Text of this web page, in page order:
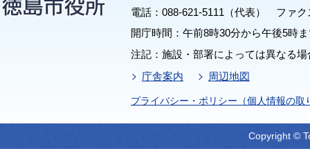
電話：088-621-5111（代表） ファク
開庁時間：午前8時30分から午後5時
注記：施設・部署によっては異なる
庁舎案内
周辺地図
プライバシー・ポリシー（個人情報の取
Copyright ©